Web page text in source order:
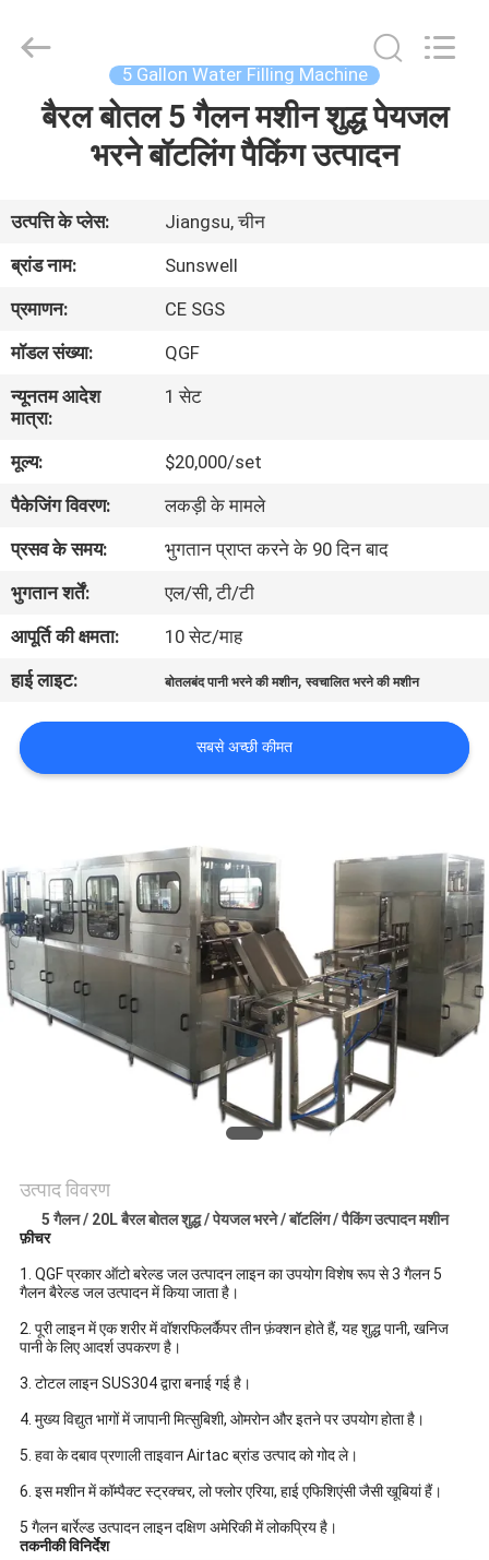
वीडियो
हमारे
बारे
में
कारखाना
भ्रमण
गुणवत्ता
नियंत्रण
संपर्क
करें
एक
उद्धरण
की
विनती
करे
POLICY
Reserved.
5 Gallon Water Filling Machine
बैरल बोतल 5 गैलन मशीन शुद्ध पेयजल
भरने बॉटलिंग पैकिंग उत्पादन
उत्पत्ति के प्लेस:
Jiangsu, चीन
ब्रांड नाम:
Sunswell
प्रमाणन:
CE SGS
मॉडल संख्या:
QGF
न्यूनतम आदेश
मात्रा:
1 सेट
मूल्य:
$20,000/set
पैकेजिंग विवरण:
लकड़ी के मामले
प्रसव के समय:
भुगतान प्राप्त करने के 90 दिन बाद
भुगतान शर्तें:
एल/सी, टी/टी
आपूर्ति की क्षमता:
10 सेट/माह
हाई लाइट:
बोतलबंद पानी भरने की मशीन,स्वचालित भरने की मशीन
सबसे अच्छी कीमत
उत्पाद विवरण
5 गैलन / 20L बैरल बोतल शुद्ध / पेयजल भरने / बॉटलिंग / पैकिंग उत्पादन मशीन
फ़ीचर
1. QGF प्रकार ऑटो बरेल्ड जल उत्पादन लाइन का उपयोग विशेष रूप से 3 गैलन 5
गैलन बैरेल्ड जल उत्पादन में किया जाता है।
2. पूरी लाइन में एक शरीर में वॉशरफिलर्कैपर तीन फ़ंक्शन होते हैं, यह शुद्ध पानी, खनिज
पानी के लिए आदर्श उपकरण है।
3. टोटल लाइन SUS304 द्वारा बनाई गई है।
4. मुख्य विद्युत भागों में जापानी मित्सुबिशी, ओमरोन और इतने पर उपयोग होता है।
5. हवा के दबाव प्रणाली ताइवान Airtac ब्रांड उत्पाद को गोद ले।
6. इस मशीन में कॉम्पैक्ट स्ट्रक्चर, लो फ्लोर एरिया, हाई एफिशिएंसी जैसी खूबियां हैं।
5 गैलन बार्रेल्ड उत्पादन लाइन दक्षिण अमेरिकी में लोकप्रिय है।
तकनीकी विनिर्देश